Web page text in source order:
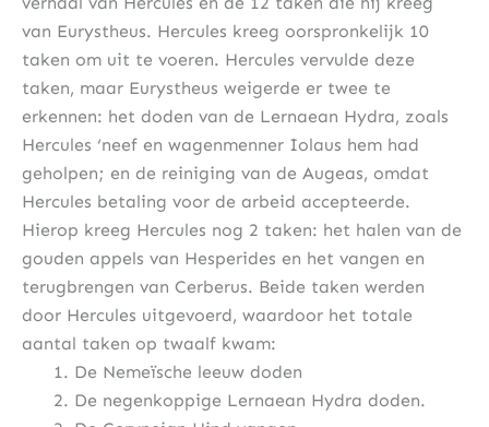
van Eurystheus. Hercules kreeg oorspronkelijk 10
taken om uit te voeren. Hercules vervulde deze
taken, maar Eurystheus weigerde er twee te
erkennen: het doden van de Lernaean Hydra, zoals
Hercules ‘neef en wagenmenner Iolaus hem had
geholpen; en de reiniging van de Augeas, omdat
Hercules betaling voor de arbeid accepteerde.
Hierop kreeg Hercules nog 2 taken: het halen van de
gouden appels van Hesperides en het vangen en
terugbrengen van Cerberus. Beide taken werden
door Hercules uitgevoerd, waardoor het totale
aantal taken op twaalf kwam:
De Nemeïsche leeuw doden
De negenkoppige Lernaean Hydra doden.